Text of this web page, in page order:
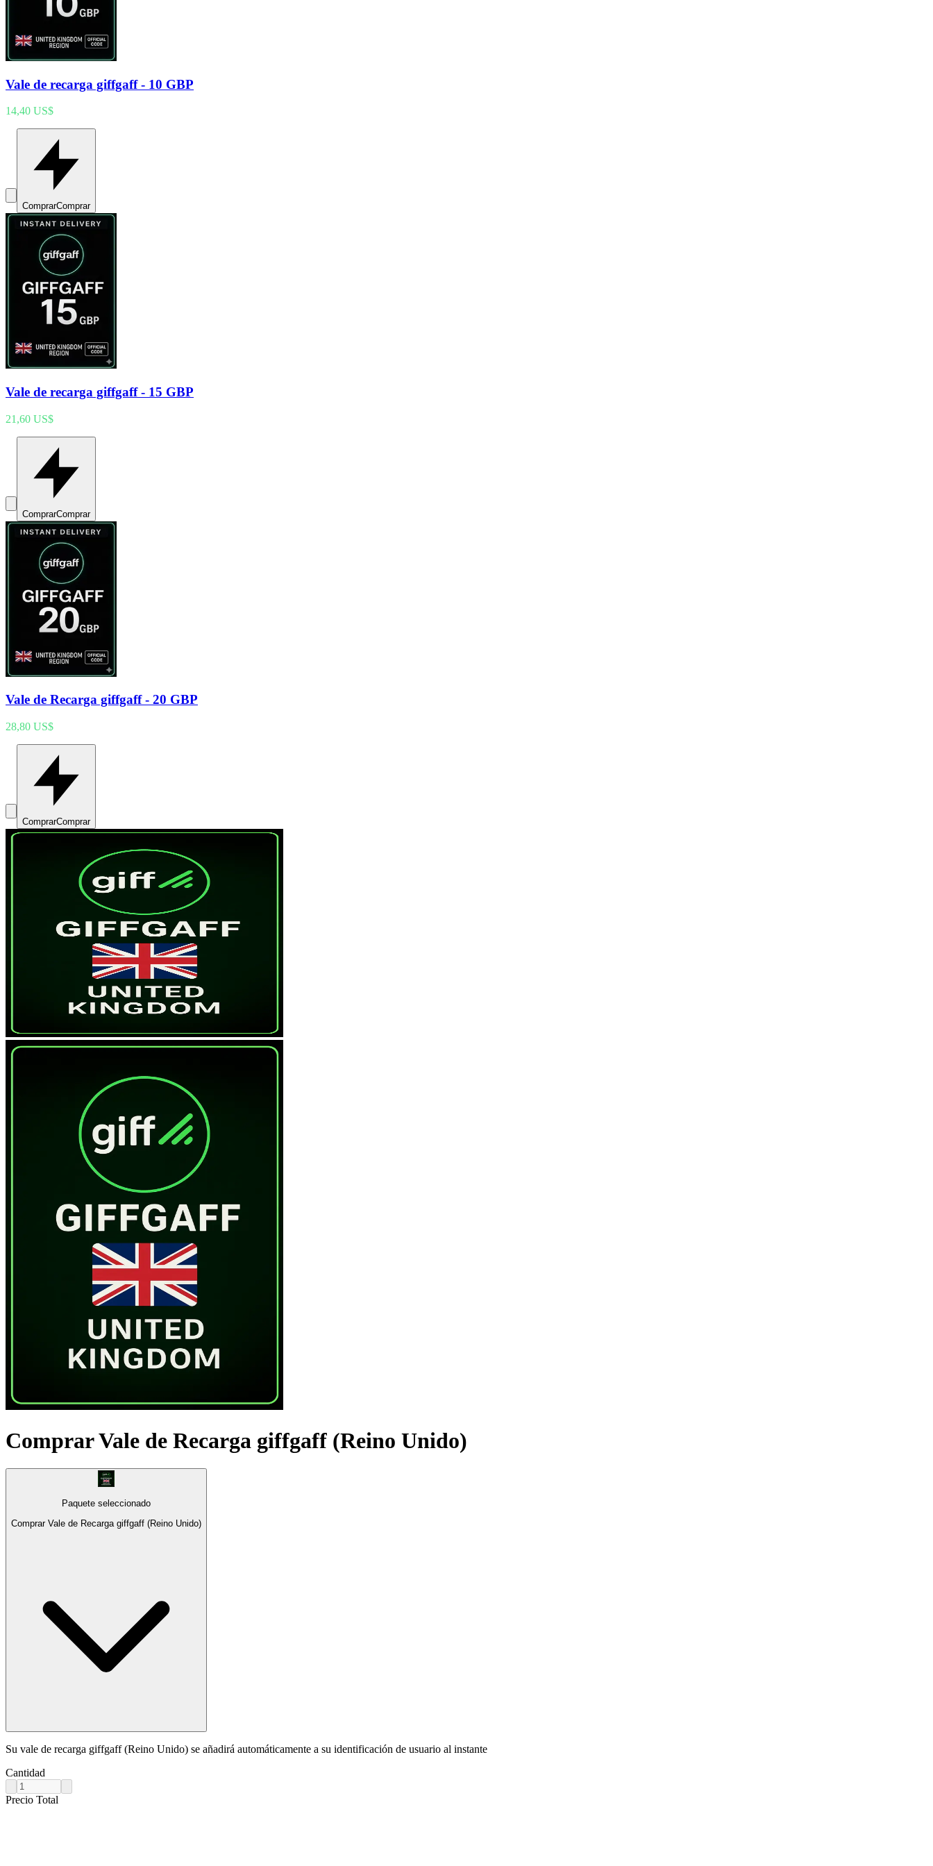
Vale de recarga giffgaff - 10 GBP
14,40 US$
ComprarComprar
Vale de recarga giffgaff - 15 GBP
21,60 US$
ComprarComprar
Vale de Recarga giffgaff - 20 GBP
28,80 US$
ComprarComprar
Comprar Vale de Recarga giffgaff (Reino Unido)
Paquete seleccionado
Comprar Vale de Recarga giffgaff (Reino Unido)
Su vale de recarga giffgaff (Reino Unido) se añadirá automáticamente a su identificación de usuario al instante
Cantidad
Precio Total